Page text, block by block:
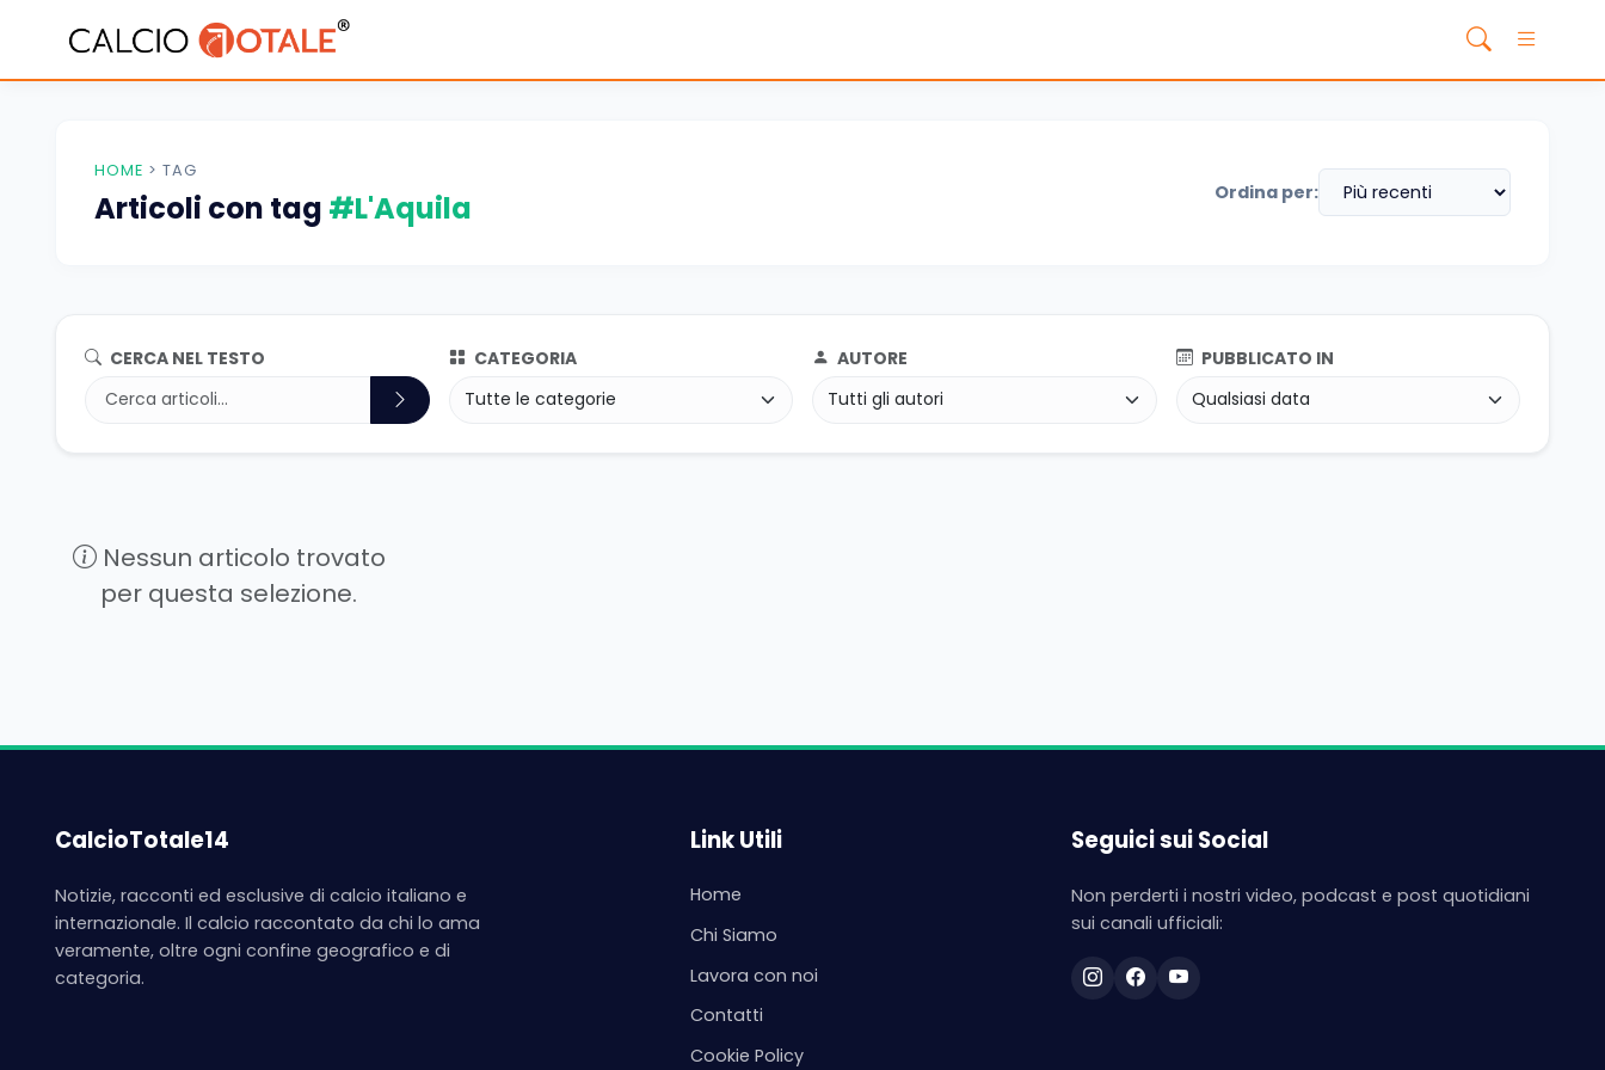
HOME > TAG
Articoli con tag #L'Aquila Ordina per:
CERCA NEL TESTO CATEGORIA AUTORE PUBBLICATO IN
Nessun articolo trovato
per questa selezione.
CalcioTotale14
Notizie, racconti ed esclusive di calcio italiano e
internazionale. Il calcio raccontato da chi lo ama
veramente, oltre ogni confine geografico e di
categoria.
Link Utili
Home
Chi Siamo
Lavora con noi
Contatti
Cookie Policy
Seguici sui Social
Non perderti i nostri video, podcast e post quotidiani
sui canali ufficiali: